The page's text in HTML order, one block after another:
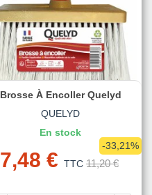
Brosse À Encoller Quelyd
QUELYD
En stock
7,48 € TTC 11,20 €
-33,21%